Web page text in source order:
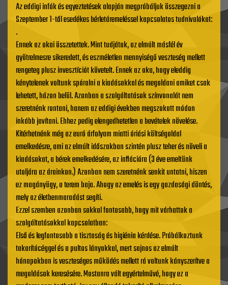
Az eddigi infók és egyeztetések alapján megpróbáljuk összegezni a
Szeptember 1-től esedékes bérletáremeléssel kapcsolatos tudnivalókat:
.
Ennek az okai összetettek. Mint tudjátok, az elmúlt másfél év
gyötrelmesre sikeredett, és eszméletlen mennyiségű veszteség mellett
rengeteg plusz invesztíciót követelt. Ennek az oka, hogy eleddig
kénytelenek voltunk spórolni a kiadásokkal és megoldani amiket csak
lehetett, házon belül. Azonban a szolgáltatások színvonalát nem
szeretnénk rontani, hanem az eddigi években megszokott módon
inkább javítani. Ehhez pedig elengedhetetlen a bevételek növelése.
Kitérhetnénk még az euró árfolyam miatti óriási költségoldal
emelkedésre, ami az elmúlt időszakban szintén plusz teher és növeli a
kiadásokat, a bérek emelkedésére, az inflációra (3 éve emeltünk
utoljára az árainkon.) Azonban nem szeretnénk senkit untatni, hiszen
ez magányügy, a terem baja. Ahogy az emelés is egy gazdasági döntés,
mely az életbenmaradást segíti.
Ezzel szemben azonban sokkal fontosabb, hogy mit várhattok a
szolgáltatásokkal kapcsolatban:
Első és legfontosabb a tisztaság és higiénia kérdése. Próbálkoztunk
takarítócéggel és a pultos lányokkal, mert sajnos az elmúlt
hónapokban is veszteséges működés mellett rá voltunk kányszerítve a
megoldások keresésére. Mostanra vált egyértelművé, hogy ez a